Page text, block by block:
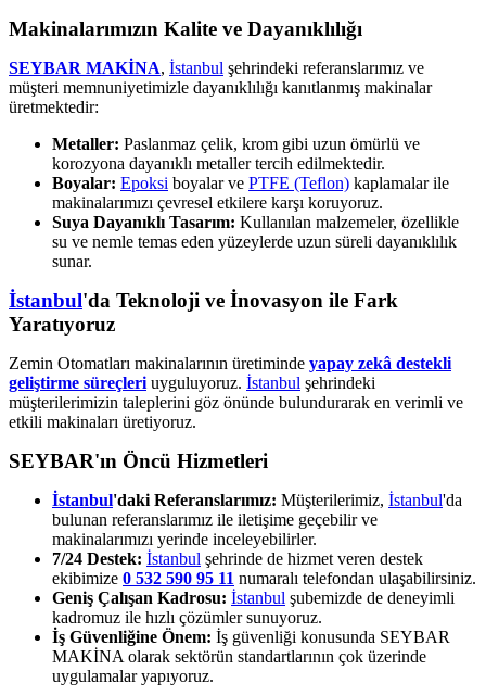
Makinalarımızın Kalite ve Dayanıklılığı
SEYBAR MAKİNA, İstanbul şehrindeki referanslarımız ve
müşteri memnuniyetimizle dayanıklılığı kanıtlanmış makinalar
üretmektedir:
Metaller: Paslanmaz çelik, krom gibi uzun ömürlü ve
korozyona dayanıklı metaller tercih edilmektedir.
Boyalar: Epoksi boyalar ve PTFE (Teflon) kaplamalar ile
makinalarımızı çevresel etkilere karşı koruyoruz.
Suya Dayanıklı Tasarım: Kullanılan malzemeler, özellikle
su ve nemle temas eden yüzeylerde uzun süreli dayanıklılık
sunar.
İstanbul'da Teknoloji ve İnovasyon ile Fark
Yaratıyoruz
Zemin Otomatları makinalarının üretiminde yapay zekâ destekli
geliştirme süreçleri uyguluyoruz. İstanbul şehrindeki
müşterilerimizin taleplerini göz önünde bulundurarak en verimli ve
etkili makinaları üretiyoruz.
SEYBAR'ın Öncü Hizmetleri
İstanbul'daki Referanslarımız: Müşterilerimiz, İstanbul'da
bulunan referanslarımız ile iletişime geçebilir ve
makinalarımızı yerinde inceleyebilirler.
7/24 Destek: İstanbul şehrinde de hizmet veren destek
ekibimize 0 532 590 95 11 numaralı telefondan ulaşabilirsiniz.
Geniş Çalışan Kadrosu: İstanbul şubemizde de deneyimli
kadromuz ile hızlı çözümler sunuyoruz.
İş Güvenliğine Önem: İş güvenliği konusunda SEYBAR
MAKİNA olarak sektörün standartlarının çok üzerinde
uygulamalar yapıyoruz.